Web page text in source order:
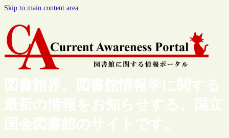
Skip to main content area
図書館界、図書館情報学に関する
最新の情報をお知らせする、国立
国会図書館のサイトです。